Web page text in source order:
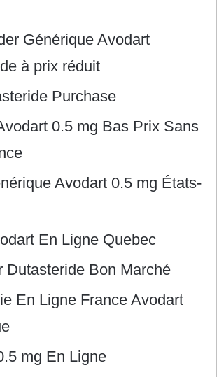
Générique Avodart
à prix réduit
Purchase
0.5 mg Bas Prix Sans
Avodart 0.5 mg États-
En Ligne Quebec
Dutasteride Bon Marché
En Ligne France Avodart
mg En Ligne